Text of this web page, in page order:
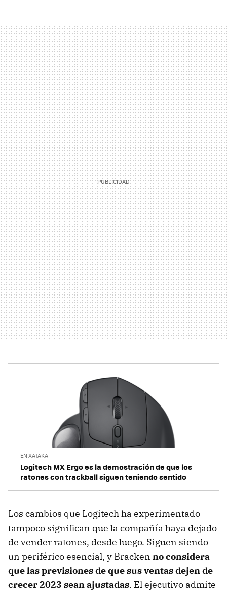
EN XATAKA
Logitech MX Ergo es la demostración de que los
ratones con trackball siguen teniendo sentido
Los cambios que Logitech ha experimentado
tampoco significan que la compañía haya dejado
de vender ratones, desde luego. Siguen siendo
un periférico esencial, y Bracken no considera
que las previsiones de que sus ventas dejen de
crecer 2023 sean ajustadas. El ejecutivo admite